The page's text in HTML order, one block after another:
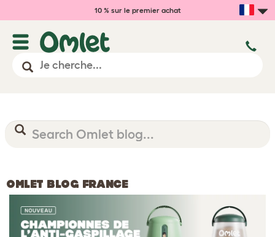
10 % sur le premier achat
OMLET BLOG FRANCE